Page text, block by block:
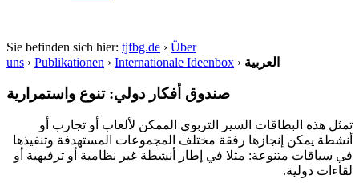
Sie befinden sich hier: tjfbg.de › Über
uns › Publikationen › Internationale Ideenbox › العربية
صندوق أفكار دولي: تنوع واستمرارية
تمثل هذه البطاقات السير التربوي الممكن لألعاب أو تجارب أو
أنشطة يمكن إنجازها رفقة مختلف المجموعات المستهدفة وتنفيذها
في سياقات متنوعة: مثلا في إطار أنشطة غير نظامية أو ترفيهية أو
لقاءات دولية.